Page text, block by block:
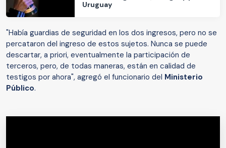
Uruguay
"Había guardias de seguridad en los dos ingresos, pero no se
percataron del ingreso de estos sujetos. Nunca se puede
descartar, a priori, eventualmente la participación de
terceros, pero, de todas maneras, están en calidad de
testigos por ahora", agregó el funcionario del Ministerio
Público.